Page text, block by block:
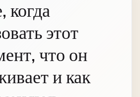
когда
этот
что он
и как